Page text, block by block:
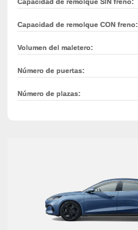
Capacidad de remolque SIN freno:
Capacidad de remolque CON freno:
Volumen del maletero:
Número de puertas:
Número de plazas: